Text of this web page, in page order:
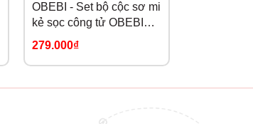
OBEBI - Set bộ cộc sơ mi
kẻ sọc công tử OBEBI
(73-120)
279.000₫